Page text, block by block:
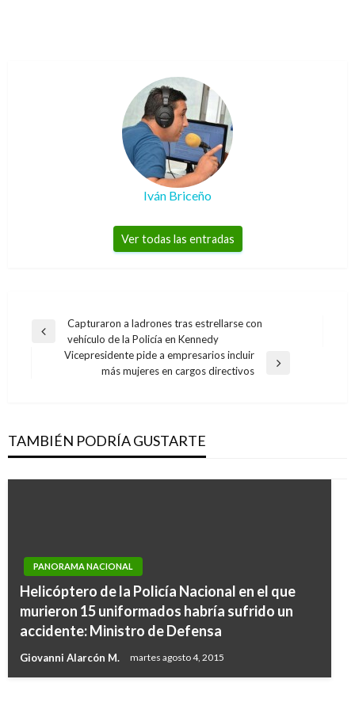
Iván Briceño
Ver todas las entradas
Navegación
Entrada
anterior
Capturaron a ladrones tras estrellarse con
vehículo de la Policía en Kennedy
Vicepresidente pide a empresarios incluir
más mujeres en cargos directivos
TAMBIÉN PODRÍA GUSTARTE
PANORAMA NACIONAL
Helicóptero de la Policía Nacional en el que
murieron 15 uniformados habría sufrido un
accidente: Ministro de Defensa
Giovanni Alarcón M. martes agosto 4, 2015
NACIONAL
Cuatro muertos en accidente de tractomula
PANORAMA NACIONAL
destituyó a Edwin Besaile